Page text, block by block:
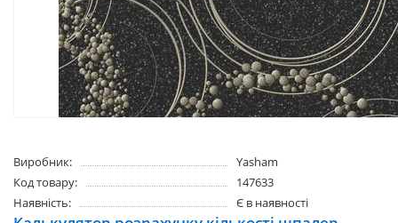
Виробник:
Yasham
Код товару:
147633
Наявність:
Є в наявності